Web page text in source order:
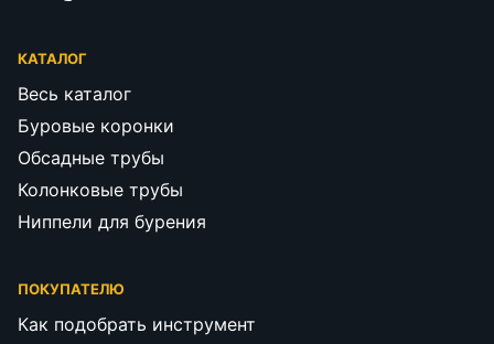
КАТАЛОГ
Весь каталог
Буровые коронки
Обсадные трубы
Колонковые трубы
Ниппели для бурения
ПОКУПАТЕЛЮ
Как подобрать инструмент